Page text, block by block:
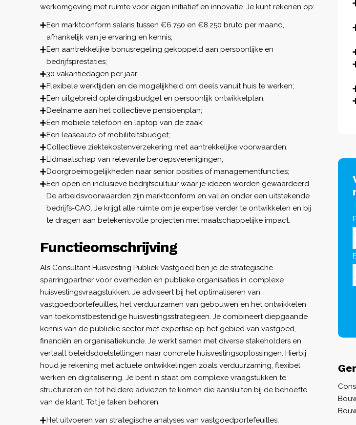
werkomgeving met ruimte voor eigen initiatief en innovatie. Je kunt rekenen op:
Een marktconform salaris tussen €6.750 en €8.250 bruto per maand,
afhankelijk van je ervaring en kennis;
Een aantrekkelijke bonusregeling gekoppeld aan persoonlijke en
bedrijfsprestaties;
30 vakantiedagen per jaar;
Flexibele werktijden en de mogelijkheid om deels vanuit huis te werken;
Een uitgebreid opleidingsbudget en persoonlijk ontwikkelplan;
Deelname aan het collectieve pensioenplan;
Een mobiele telefoon en laptop van de zaak;
Een leaseauto of mobiliteitsbudget;
Collectieve ziektekostenverzekering met aantrekkelijke voorwaarden;
Lidmaatschap van relevante beroepsverenigingen;
Doorgroeimogelijkheden naar senior posities of managementfuncties;
Een open en inclusieve bedrijfscultuur waar je ideeën worden gewaardeerd
De arbeidsvoorwaarden zijn marktconform en vallen onder een uitstekende
bedrijfs-CAO. Je krijgt alle ruimte om je expertise verder te ontwikkelen en bij
te dragen aan betekenisvolle projecten met maatschappelijke impact.
Functieomschrijving
Als Consultant Huisvesting Publiek Vastgoed ben je de strategische
sparringpartner voor overheden en publieke organisaties in complexe
huisvestingsvraagstukken. Je adviseert bij het optimaliseren van
vastgoedportefeuilles, het verduurzamen van gebouwen en het ontwikkelen
van toekomstbestendige huisvestingsstrategieën. Je combineert diepgaande
kennis van de publieke sector met expertise op het gebied van vastgoed,
financiën en organisatiekunde. Je werkt samen met diverse stakeholders en
vertaalt beleidsdoelstellingen naar concrete huisvestingsoplossingen. Hierbij
houd je rekening met actuele ontwikkelingen zoals verduurzaming, flexibel
werken en digitalisering. Je bent in staat om complexe vraagstukken te
structureren en tot heldere adviezen te komen die aansluiten bij de behoefte
van de klant. Tot je taken behoren:
Het uitvoeren van strategische analyses van vastgoedportefeuilles;